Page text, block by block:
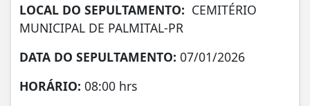
LOCAL DO SEPULTAMENTO: CEMITÉRIO
MUNICIPAL DE PALMITAL-PR
DATA DO SEPULTAMENTO: 07/01/2026
HORÁRIO: 08:00 hrs